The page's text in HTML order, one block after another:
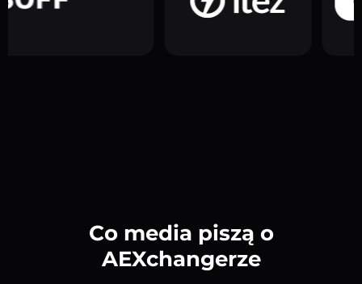
Co media piszą o
AEXchangerze